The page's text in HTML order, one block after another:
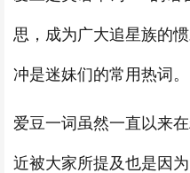
思，成为广大追星族的
冲是迷妹们的常用热词。
爱豆一词虽然一直以来
近被大家所提及也是因